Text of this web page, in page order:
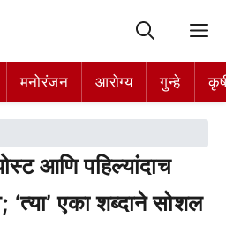
मनोरंजन आरोग्य गुन्हे
आणि पहिल्यांदाच
एका शब्दाने सोशल